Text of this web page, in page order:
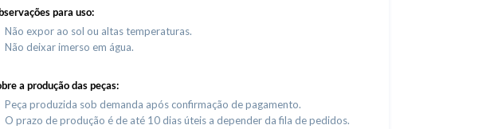
para uso:
Não expor ao sol ou altas temperaturas.
Não deixar imerso em água.
a produção das peças:
Peça produzida sob demanda após confirmação de pagamento.
O prazo de produção é de até 10 dias úteis a depender da fila de pedidos.